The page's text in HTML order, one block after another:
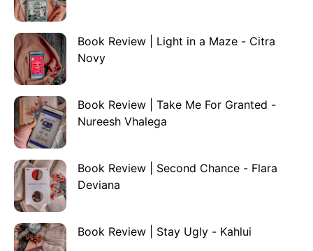
Book Review | Light in a Maze - Citra
Novy
Book Review | Take Me For Granted -
Nureesh Vhalega
Book Review | Second Chance - Flara
Deviana
Book Review | Stay Ugly - Kahlui